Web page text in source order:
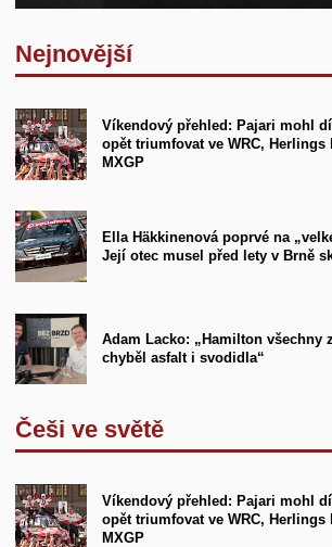
Nejnovější
Víkendový přehled: Pajari mohl
opět triumfovat ve WRC,
MXGP
Ella Häkkinenová poprvé na
Její otec musel před lety v Brně
Adam Lacko: „Hamilton všechny
chyběl asfalt i svodidla“
Češi ve světě
Víkendový přehled: Pajari mohl
opět triumfovat ve WRC,
MXGP